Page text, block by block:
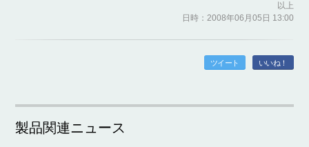
以上
日時：2008年06月05日 13:00
ツイート いいね！
製品関連ニュース